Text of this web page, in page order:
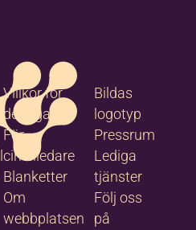
Villkor för
deltagare
För
cirkelledare
Blanketter
Om
webbplatsen
Bildas
logotyp
Pressrum
Lediga
tjänster
Följ oss
på